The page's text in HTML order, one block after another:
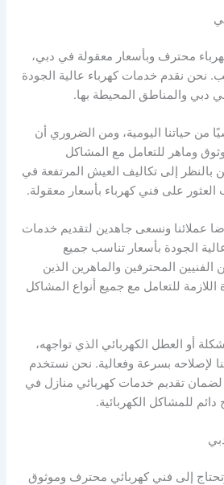
محترف وبأسعار معقولة في دبي،
نحن نقدم خدمات كهرباء عالية الجودة
دبي والمناطق المحيطة بها.
من حياتنا اليومية، ومن الضروري أن
وماهر للتعامل مع المشاكل
بالنظر إلى تكاليف العيش المرتفعة في
على فني كهرباء بأسعار معقولة.
عملائنا ونسعى جاهدين لتقديم خدمات
الجودة بأسعار تناسب جميع
الفنيين المحترفين والماهرين الذين
اللازمة للتعامل مع جميع أنواع المشاكل
أو العطل الكهربائي الذي تواجهه،
لإصلاحه بسرعة وفعالية. نحن نستخدم
لضمان تقديم خدمات كهربائي منازل في
للمشاكل الكهربائية.
إلى فني كهربائي محترف وموثوق